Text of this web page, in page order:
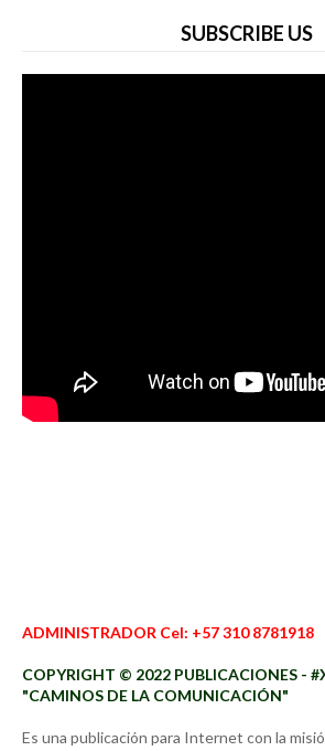
SUBSCRIBE US
ADMINISTRADOR Cel: +57 310 8781918
COPYRIGHT © 2022 PUBLICACIONES -
"CAMINOS DE LA COMUNICACIÓN"
Es una publicación para Internet con la